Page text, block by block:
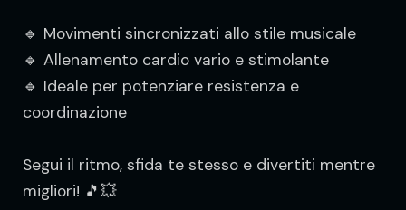
🔹 Movimenti sincronizzati allo stile musicale
🔹 Allenamento cardio vario e stimolante
🔹 Ideale per potenziare resistenza e
coordinazione
Segui il ritmo, sfida te stesso e divertiti mentre
migliori! 🎵💥